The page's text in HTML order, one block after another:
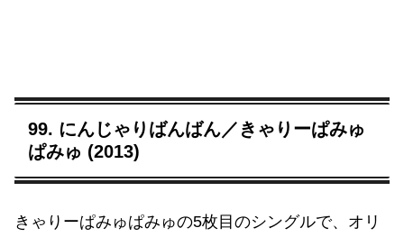
99. にんじゃりばんばん／きゃりーぱみゅ
ぱみゅ (2013)
きゃりーぱみゅぱみゅの5枚目のシングルで、オリ